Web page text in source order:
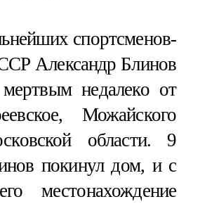
спортсменов-
Александр Блинов
недалеко от
Можайского
области. 9
покинул дом, и с
местонахождение